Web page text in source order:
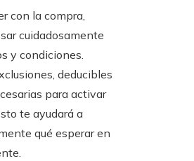
con la compra,
cuidadosamente
y condiciones.
deducibles
para activar
te ayudará a
qué esperar en